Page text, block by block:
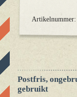
Artikelnummer:
Postfris,
gebruikt